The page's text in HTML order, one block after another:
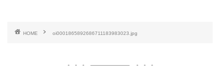
HOME oi0001865892686711183983023.jpg